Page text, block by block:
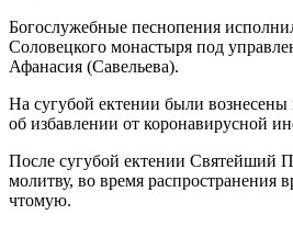
Богослужебные песнопения
Соловецкого монастыря под
Афанасия (Савельева).
На сугубой ектении были
об избавлении от коронавирусной
После сугубой ектении Святейший
молитву, во время распространения
чтомую.